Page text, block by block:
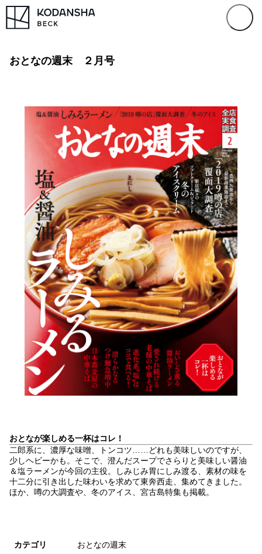
おとなの週末 ２月号
おとなが楽しめる一杯はコレ！
二郎系に、濃厚な味噌、トンコツ……どれも美味しいのですが、
少しヘビーかも。そこで、澄んだスープでさらりと美味しい醤油
＆塩ラーメンが今回の主役。しみじみ胃にしみ渡る、素材の味を
十二分に引き出した味わいを求めて東奔西走、集めてきました。
ほか、噂の大調査や、冬のアイス、宮古島特集も掲載。
カテゴリ おとなの週末